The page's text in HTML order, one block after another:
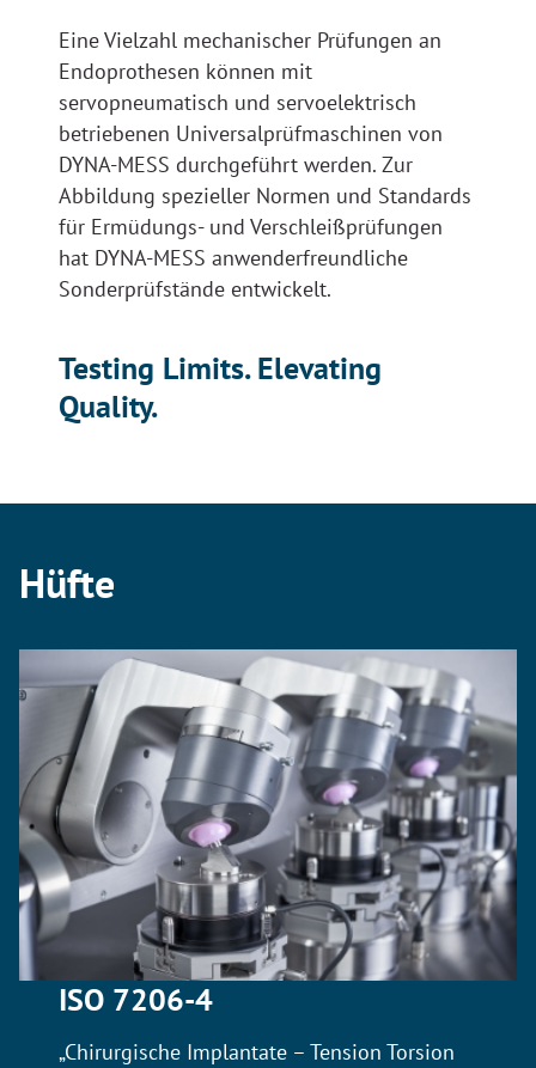
Eine Vielzahl mechanischer Prüfungen an
Endoprothesen können mit
servopneumatisch und servoelektrisch
betriebenen Universalprüfmaschinen von
DYNA-MESS durchgeführt werden. Zur
Abbildung spezieller Normen und Standards
für Ermüdungs- und Verschleißprüfungen
hat DYNA-MESS anwenderfreundliche
Sonderprüfstände entwickelt.
Testing Limits. Elevating
Quality.
Hüfte
ISO 7206-4
„Chirurgische Implantate – Tension Torsion